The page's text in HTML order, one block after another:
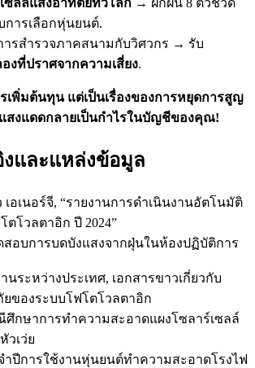
ารเลือกหุ่นยนต์.
ารสำรวจภาคสนามกับวิศวกร → รับ
งที่ปราศจากความเสี่ยง.
เพิ่มต้นทุน แต่เป็นเรื่องของการหยุดการสูญ
แสงแดดกลายเป็นกำไรในบัญชีของคุณ!
งและแหล่งข้อมูล
เอเนอร์จี, “รายงานการดำเนินงานอัตโนมัติ
ตโวลตาอิก ปี 2024”
อบการบดบังแสงจากฝุ่นในห้องปฏิบัติการ
นระหว่างประเทศ, เอกสารขาวเกี่ยวกับ
ของระบบโฟโตโวลตาอิก
กษาการทำความสะอาดแผงโซลาร์เซลล์
วเว่ย
ำปีการใช้งานหุ่นยนต์ทำความสะอาดโรงไฟ